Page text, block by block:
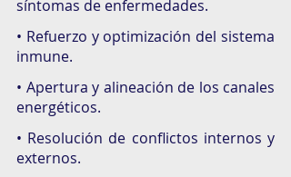
síntomas de enfermedades.
• Refuerzo y optimización del sistema
inmune.
• Apertura y alineación de los canales
energéticos.
• Resolución de conflictos internos y
externos.